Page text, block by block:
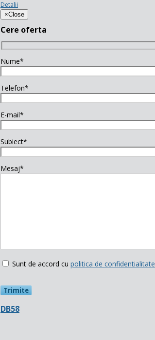
Detalii
×Close
Cere oferta
Nume*
Telefon*
E-mail*
Subiect*
Mesaj*
Sunt de accord cu politica de confidentialitate
DB58